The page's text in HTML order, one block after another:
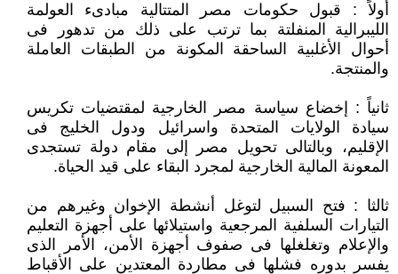
أولاً : قبول حكومات مصر المتتالية مبادىء العولمة
الليبرالية المنفلتة بما ترتب على ذلك من تدهور فى
أحوال الأغلبية الساحقة المكونة من الطبقات العاملة
والمنتجة.
ثانياً : إخضاع سياسة مصر الخارجية لمقتضيات تكريس
سيادة الولايات المتحدة واسرائيل ودول الخليج فى
الإقليم، وبالتالى تحويل مصر إلى مقام دولة تستجدى
المعونة المالية الخارجية لمجرد البقاء على قيد الحياة.
ثالثا : فتح السبيل لتوغل أنشطة الإخوان وغيرهم من
التيارات السلفية المرجعية واستيلائها على أجهزة التعليم
والإعلام وتغلغلها فى صفوف أجهزة الأمن، الأمر الذى
يفسر بدوره فشلها فى مطاردة المعتدين على الأقباط